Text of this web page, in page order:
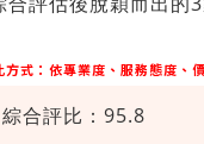
方式：依專業度、服務態度、
合評比：95.8